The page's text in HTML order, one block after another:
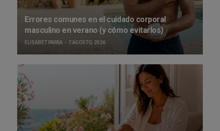
Errores comunes en el cuidado corporal
masculino en verano (y cómo evitarlos)
ELISABET PARRA 7 AGOSTO, 2026